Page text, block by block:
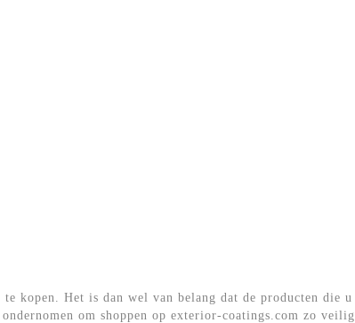
kopen. Het is dan wel van belang dat de producten die
om shoppen op exterior-coatings.com zo